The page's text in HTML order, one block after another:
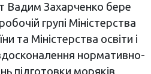
Вадим Захарченко бере
групі Міністерства
та Міністерства освіти і
нормативно-
підготовки моряків